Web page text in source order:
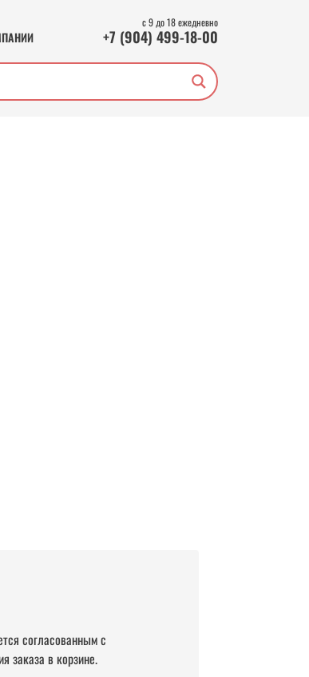
с 9 до 18 ежедневно
+7 (904) 499-18-00
согласованным с
заказа в корзине.